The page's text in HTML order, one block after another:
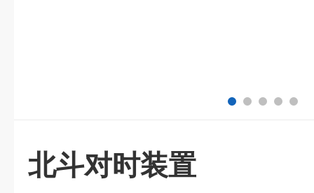
北斗对时装置